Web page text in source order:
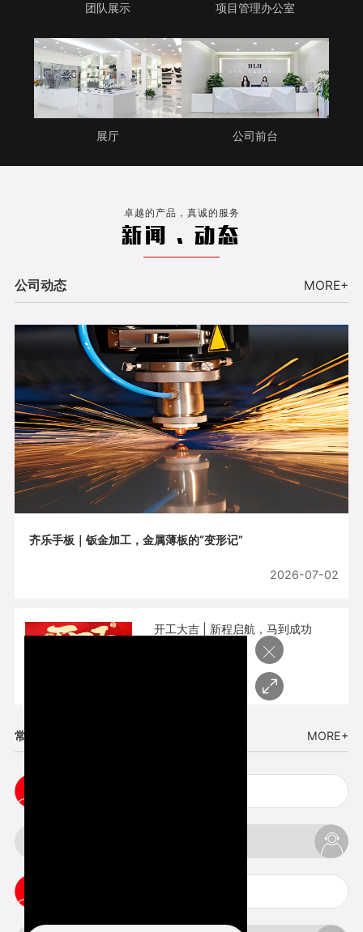
团队展示 项目管理办公室
展厅 公司前台
卓越的产品，真诚的服务
新闻 . 动态
公司动态 MORE+
齐乐手板｜钣金加工，金属薄板的“变形记”
2026-07-02
开工大吉 | 新程启航，马到成功
常见问题 MORE+
×